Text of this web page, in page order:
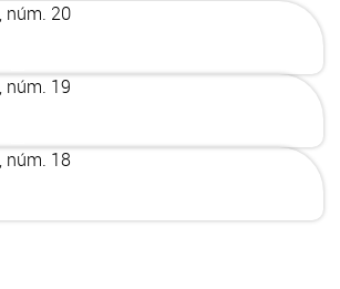
núm. 20
núm. 19
núm. 18